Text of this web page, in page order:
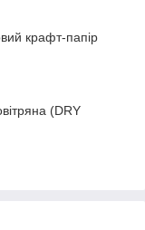
крафт-папір
(DRY